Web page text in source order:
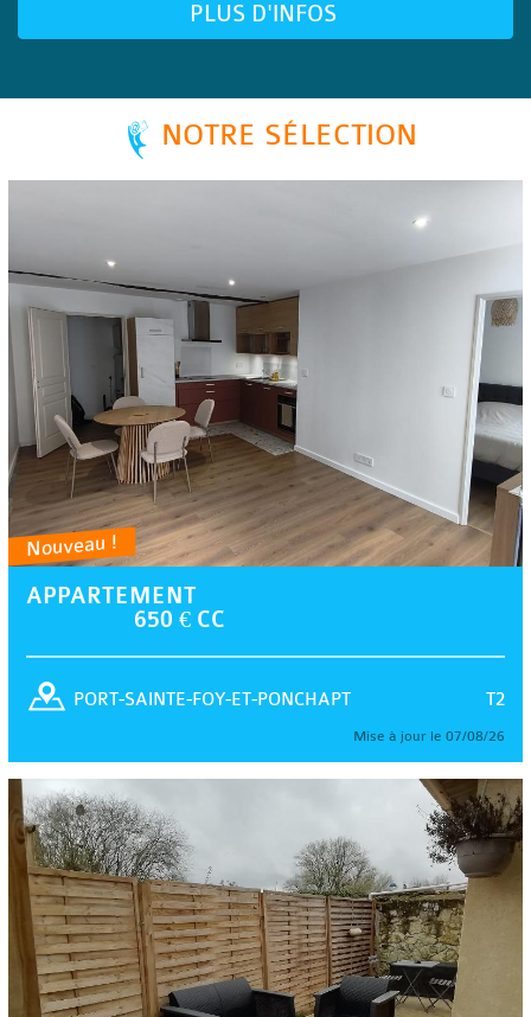
PLUS D'INFOS
NOTRE SÉLECTION
Nouveau !
APPARTEMENT
650 € CC
T2
PORT-SAINTE-FOY-ET-PONCHAPT
Mise à jour le 07/08/26